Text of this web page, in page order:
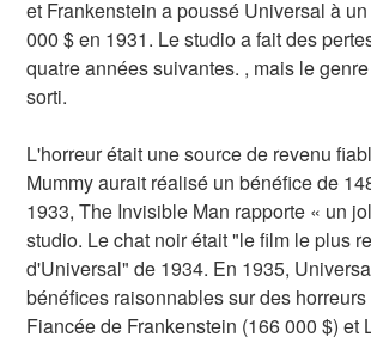
et Frankenstein a poussé Universal à
000 $ en 1931. Le studio a fait des
quatre années suivantes. , mais le
sorti.
L'horreur était une source de revenu
Mummy aurait réalisé un bénéfice de
1933, The Invisible Man rapporte « un
studio. Le chat noir était "le film le plus
d'Universal" de 1934. En 1935,
bénéfices raisonnables sur des
Fiancée de Frankenstein (166 000 $) et